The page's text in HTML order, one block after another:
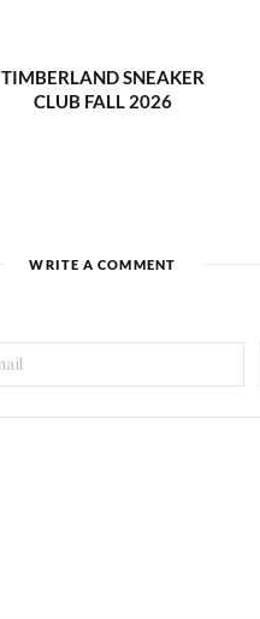
TIMBERLAND SNEAKER
CLUB FALL 2026
WRITE A COMMENT